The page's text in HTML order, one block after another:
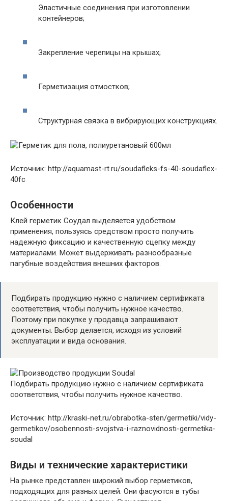
Эластичные соединения при изготовлении
контейнеров;
Закрепление черепицы на крышах;
Герметизация отмостков;
Структурная связка в вибрирующих конструкциях.
Источник: http://aquamast-rt.ru/soudafleks-fs-40-soudaflex-
40fc
Особенности
Клей герметик Соудал выделяется удобством
применения, пользуясь средством просто получить
надежную фиксацию и качественную сцепку между
материалами. Может выдерживать разнообразные
пагубные воздействия внешних факторов.
Подбирать продукцию нужно с наличием сертификата
соответствия, чтобы получить нужное качество.
Поэтому при покупке у продавца запрашивают
документы. Выбор делается, исходя из условий
эксплуатации и вида основания.
Подбирать продукцию нужно с наличием сертификата
соответствия, чтобы получить нужное качество.
Источник: http://kraski-net.ru/obrabotka-sten/germetiki/vidy-
germetikov/osobennosti-svojstva-i-raznovidnosti-germetika-
soudal
Виды и технические характеристики
На рынке представлен широкий выбор герметиков,
подходящих для разных целей. Они фасуются в тубы